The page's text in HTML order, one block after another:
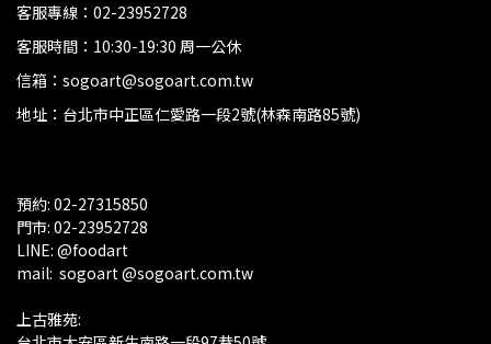
客服專線：02-23952728
客服時間：10:30-19:30 周一公休
信箱：sogoart@sogoart.com.tw
地址：台北市中正區仁愛路一段2號(林森南路85號)
預約: 02-27315850
門市: 02-23952728
LINE: @foodart
mail:  sogoart @sogoart.com.tw
上古雅苑: